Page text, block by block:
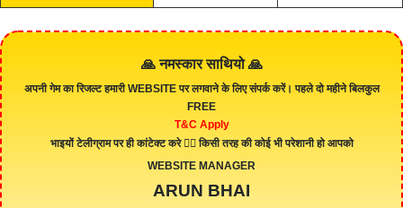
🙏 नमस्कार साथियो 🙏
अपनी गेम का रिजल्ट हमारीWEBSITEपर लगवाने के लिए संपर्क करें। पहले दो महीने बिलकुल
FREE
T&C Apply
भाइयों टेलीग्राम पर ही कांटेक्ट करे 👇🏻 किसी तरह की कोई भी परेशानी हो आपको
WEBSITE MANAGER
ARUN BHAI